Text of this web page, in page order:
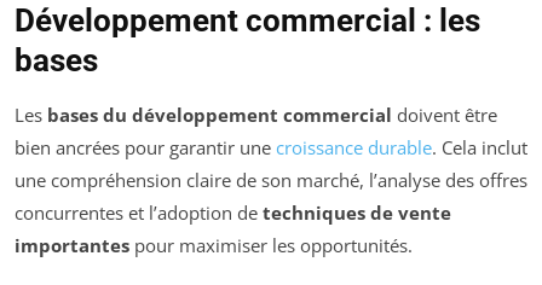
Développement commercial : les
bases
Les bases du développement commercial doivent être
bien ancrées pour garantir une croissance durable. Cela inclut
une compréhension claire de son marché, l’analyse des offres
concurrentes et l’adoption de techniques de vente
importantes pour maximiser les opportunités.